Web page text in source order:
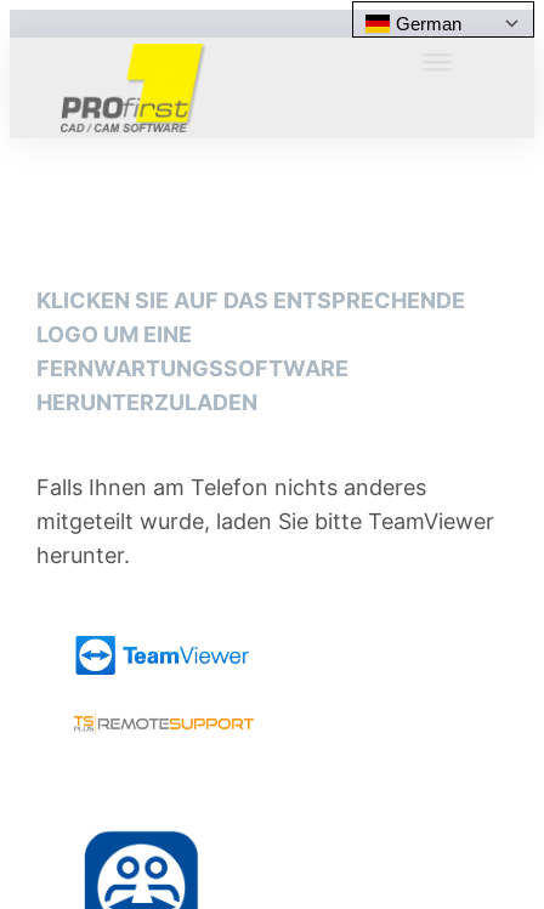
German
KLICKEN SIE AUF DAS ENTSPRECHENDE
LOGO UM EINE
FERNWARTUNGSSOFTWARE
HERUNTERZULADEN
Falls Ihnen am Telefon nichts anderes
mitgeteilt wurde, laden Sie bitte TeamViewer
herunter.